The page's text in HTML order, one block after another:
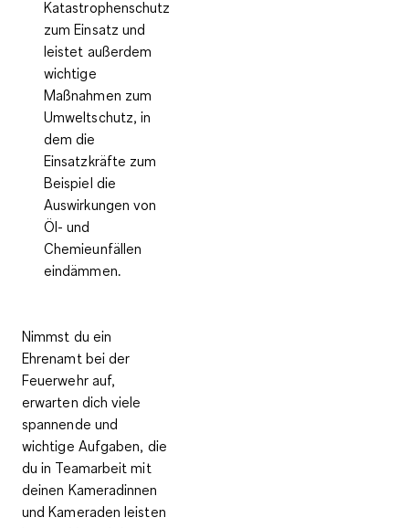
Katastrophenschutz
zum Einsatz und
leistet außerdem
wichtige
Maßnahmen zum
Umweltschutz, in
dem die
Einsatzkräfte zum
Beispiel die
Auswirkungen von
Öl- und
Chemieunfällen
eindämmen.
Nimmst du ein
Ehrenamt bei der
Feuerwehr auf,
erwarten dich viele
spannende und
wichtige Aufgaben, die
du in Teamarbeit mit
deinen Kameradinnen
und Kameraden leisten